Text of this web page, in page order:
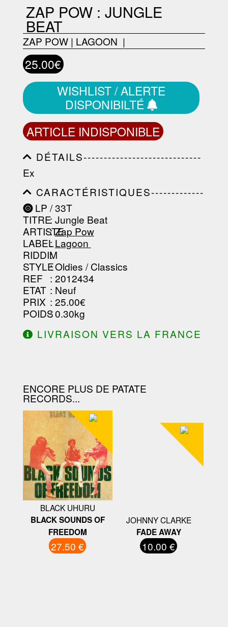
ZAP POW : JUNGLE
BEAT
ZAP POW| LAGOON ‎ |
25.00€
WISHLIST / ALERTE
DISPONIBILTÉ
ARTICLE INDISPONIBLE
DÉTAILS-----------------------------
-----------------------------------------
-----------------------------------------
----------------
Ex
CARACTÉRISTIQUES-------------
-----------------------------------------
-----------------------------------------
-----------------------------------------
-----------------------------------------
--------------------------------
LP / 33T
TITRE: Jungle Beat
ARTISTE
:Zap Pow
LABEL
:Lagoon ‎
RIDDIM
:
STYLE: Oldies / Classics
REF : 2012434
ETAT : Neuf
PRIX : 25.00€
POIDS: 0.30kg
LIVRAISON VERS LA FRANCE
ENCORE PLUS DE PATATE
RECORDS...
BLACK UHURU
BLACK SOUNDS OF
FREEDOM
27.50 €
JOHNNY CLARKE
FADE AWAY
10.00 €